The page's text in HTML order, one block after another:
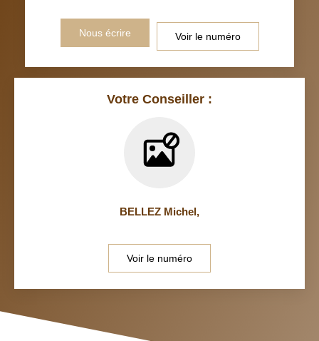
Nous écrire Voir le numéro
Votre Conseiller :
BELLEZ Michel,
Voir le numéro